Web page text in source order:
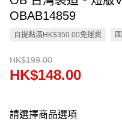
OBAB14859
自提點滿HK$350.00免運費
HK$199.00
HK$148.00
請選擇商品選項